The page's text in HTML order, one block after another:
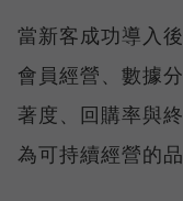
當新客成功導入
會員經營、數據
著度、回購率與
為可持續經營的品